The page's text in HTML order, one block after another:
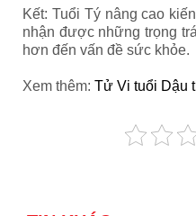
Kết: Tuổi Tý nâng cao
nhận được những trọng
hơn đến vấn đề sức khỏe.
Xem thêm: Tử Vi tuổi Dậu